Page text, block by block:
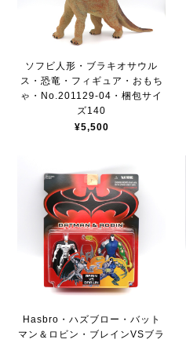
ソフビ人形・ブラキオサウル
ス・恐竜・フィギュア・おもち
ゃ・No.201129-04・梱包サイ
ズ140
¥5,500
Hasbro・ハズブロー・バット
マン＆ロビン・ブレインVSブラ